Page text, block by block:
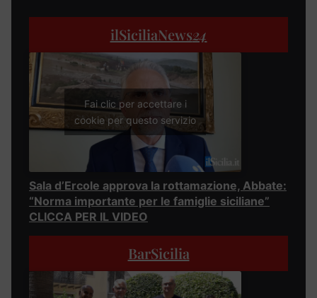
ilSiciliaNews24
Fai clic per accettare i
cookie per questo servizio
Sala d’Ercole approva la rottamazione, Abbate:
“Norma importante per le famiglie siciliane”
CLICCA PER IL VIDEO
BarSicilia